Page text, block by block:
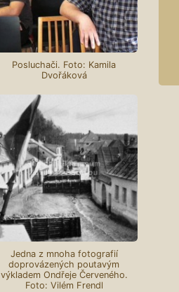
Posluchači. Foto: Kamila
Dvořáková
Jedna z mnoha fotografií
doprovázených poutavým
výkladem Ondřeje Červeného.
Foto: Vilém Frendl